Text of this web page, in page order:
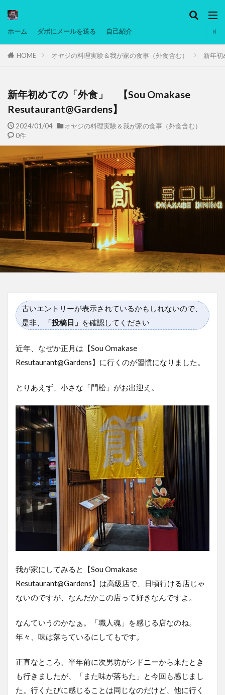
ホーム ダボにメールを送る 自己紹介
HOME オヤジの料理実験＆我が家の食事（外食含む） 新年
新年初めての「外食」 【Sou Omakase
Resutaurant@Gardens】
2024/01/04
オヤジの料理実験＆我が家の食事（外食含む）
0件
古いエントリーが表示されているかもしれないので、
是非、
「投稿日」 を確認してください
近年、なぜか正月は【Sou Omakase
Resutaurant@Gardens】に行くのが習慣になりました。
とりあえず、小さな「門松」がお出迎え。
我が家にしてみると【Sou Omakase
Resutaurant@Gardens】は高級店で、日頃行ける店じゃ
ないのですが、なんだかこの店って好きなんですよ。
なんていうのかなぁ。「職人魂」を感じる店なのね。
年々、味は落ちているにしてもです。
正直なところ、半年前に次男坊がシドニーから来たとき
も行きましたが、「また味が落ちた」と今回も感じまし
た。行くたびに感じることは同じなのだけど、他に行く
タグ
マレーシア動画
ヨーグルト
低温調理・スロークッカー
備忘録
動画 日本人村社会 脱水シート
検索